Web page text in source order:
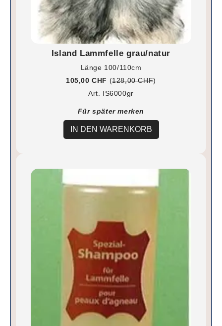
Island Lammfelle grau/natur
Länge 100/110cm
105,00 CHF (128,00 CHF)
Art. IS6000gr
Für später merken
IN DEN WARENKORB